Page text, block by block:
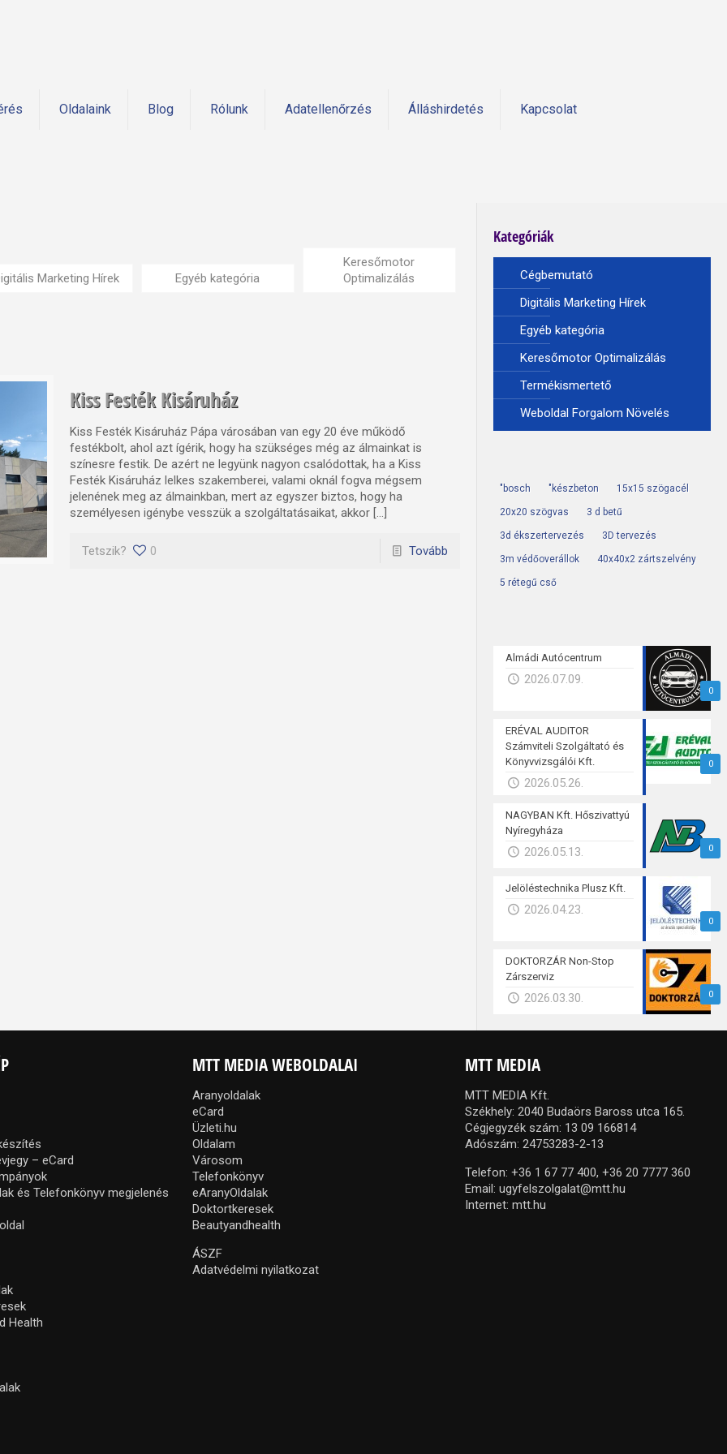
Oldalaink Blog Rólunk Adatellenőrzés Álláshirdetés Kapcsolat
Marketing Hírek Egyéb kategória
Keresőmotor
Optimalizálás
Kiss Festék Kisáruház
Kiss Festék Kisáruház Pápa városában van egy 20 éve működő
festékbolt, ahol azt ígérik, hogy ha szükséges még az álmainkat is
színesre festik. De azért ne legyünk nagyon csalódottak, ha a Kiss
Festék Kisáruház lelkes szakemberei, valami oknál fogva mégsem
jelenének meg az álmainkban, mert az egyszer biztos, hogy ha
személyesen igénybe vesszük a szolgáltatásaikat, akkor […]
Tetszik? 0 Tovább
Kategóriák
Cégbemutató
Digitális Marketing Hírek
Egyéb kategória
Keresőmotor Optimalizálás
Termékismertető
Weboldal Forgalom Növelés
"bosch "készbeton 15x15 szögacél
20x20 szögvas 3 d betű
3d ékszertervezés 3D tervezés
3m védőoverállok 40x40x2 zártszelvény
5 rétegű cső
0
Almádi Autócentrum
2026.07.09.
0
ERÉVAL AUDITOR
Számviteli Szolgáltató és
Könyvvizsgálói Kft.
2026.05.26.
0
NAGYBAN Kft. Hőszivattyú
Nyíregyháza
2026.05.13.
0
Jelöléstechnika Plusz Kft.
2026.04.23.
0
DOKTORZÁR Non-Stop
Zárszerviz
2026.03.30.
– eCard
és Telefonkönyv megjelenés
Health
MTT MEDIA WEBOLDALAI
Aranyoldalak
eCard
Üzleti.hu
Oldalam
Városom
Telefonkönyv
eAranyOldalak
Doktortkeresek
Beautyandhealth
ÁSZF
Adatvédelmi nyilatkozat
MTT MEDIA
MTT MEDIA Kft.
Székhely: 2040 Budaörs Baross utca 165.
Cégjegyzék szám: 13 09 166814
Adószám: 24753283-2-13
Telefon:+36 1 67 77 400, +36 20 7777 360
Email:ugyfelszolgalat@mtt.hu
Internet:mtt.hu